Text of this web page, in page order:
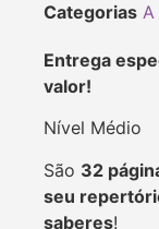
Categorias A
Entrega
valor!
Nível Médio
São 32
seu
saberes!